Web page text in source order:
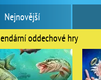
Nejnovější
oddechové hry